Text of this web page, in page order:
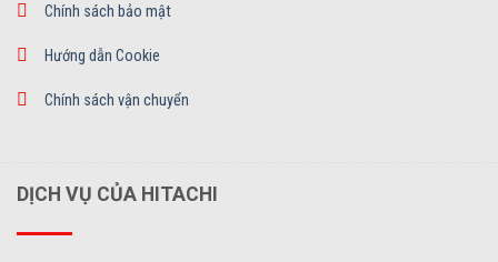
Chính sách bảo mật
Hướng dẫn Cookie
Chính sách vận chuyển
DỊCH VỤ CỦA HITACHI